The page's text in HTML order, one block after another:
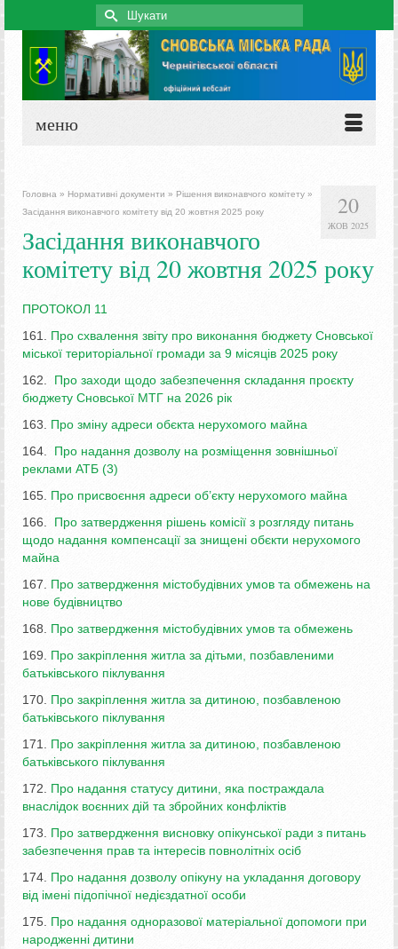
Search
for:
меню
20
ЖОВ 2025
Головна » Нормативні документи » Рішення виконавчого комітету »
Засідання виконавчого комітету від 20 жовтня 2025 року
Засідання виконавчого
комітету від 20 жовтня 2025 року
ПРОТОКОЛ 11
161. Про схвалення звіту про виконання бюджету Сновської
міської територіальної громади за 9 місяців 2025 року
162.
Про заходи щодо забезпечення складання проєкту
бюджету Сновської МТГ на 2026 рік
163. Про зміну адреси обєкта нерухомого майна
164.
Про надання дозволу на розміщення зовнішньої
реклами АТБ (3)
165. Про присвоєння адреси об’єкту нерухомого майна
166.
Про затвердження рішень комісії з розгляду питань
щодо надання компенсації за знищені обєкти нерухомого
майна
167. Про затвердження містобудівних умов та обмежень на
нове будівництво
168. Про затвердження містобудівних умов та обмежень
169. Про закріплення житла за дітьми, позбавленими
батьківського піклування
170. Про закріплення житла за дитиною, позбавленою
батьківського піклування
171. Про закріплення житла за дитиною, позбавленою
батьківського піклування
172. Про надання статусу дитини, яка постраждала
внаслідок воєнних дій та збройних конфліктів
173. Про затвердження висновку опікунської ради з питань
забезпечення прав та інтересів повнолітніх осіб
174. Про надання дозволу опікуну на укладання договору
від імені підопічної недієздатної особи
175. Про надання одноразової матеріальної допомоги при
народженні дитини